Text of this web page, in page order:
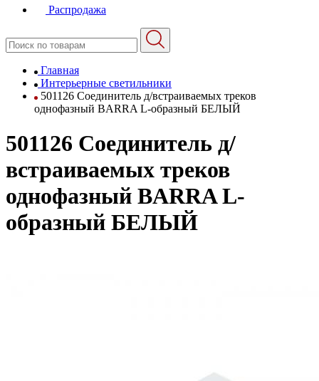
Распродажа
Главная
Интерьерные светильники
501126 Соединитель д/встраиваемых треков
однофазный BARRA L-образный БЕЛЫЙ
501126 Соединитель д/
встраиваемых треков
однофазный BARRA L-
образный БЕЛЫЙ